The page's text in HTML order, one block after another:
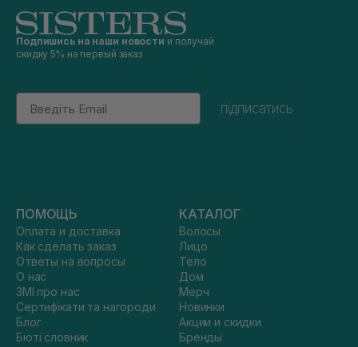
Подпишись на наши новости и получай
скидку 5% на первый заказ
Email
підписатись
ПОМОЩЬ
Оплата и доставка
Как сделать заказ
Ответы на вопросы
О нас
ЗМІ про нас
Сертифікати та нагороди
Блог
Бюті словник
КАТАЛОГ
Волосы
Лицо
Тело
Дом
Мерч
Новинки
Акции и скидки
Бренды